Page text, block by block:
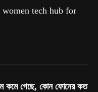
tech hub for
কমে গেছে, কোন ফোনের কত